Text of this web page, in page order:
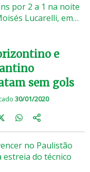
por 2 a 1 na noite
Lucarelli, em…
e
sem gols
30/01/2020
no Paulistão
estreia do técnico